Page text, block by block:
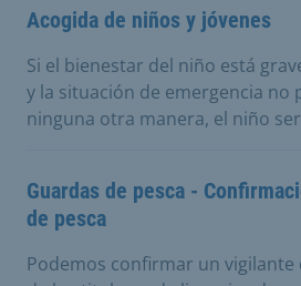
Acogida de niños y jóvenes
Si el bienestar del niño está
y la situación de emergencia no
ninguna otra manera, el niño
Guardas de pesca -
de pesca
Podemos confirmar un vigilante